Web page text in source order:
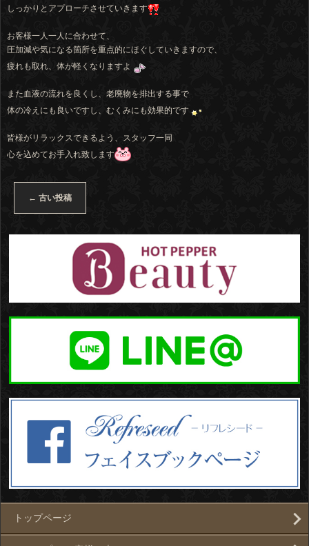
しっかりとアプローチさせていきます
お客様一人一人に合わせて、
圧加減や気になる箇所を重点的にほぐしていきますので、
疲れも取れ、体が軽くなりますよ
また血液の流れを良くし、老廃物を排出する事で
体の冷えにも良いですし、むくみにも効果的です
皆様がリラックスできるよう、スタッフ一同
心を込めてお手入れ致します
← 古い投稿
トップページ